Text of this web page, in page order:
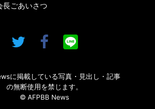
長ごあいさつ
に掲載している写真・見出し・記事
の無断使用を禁じます。
© AFPBB News